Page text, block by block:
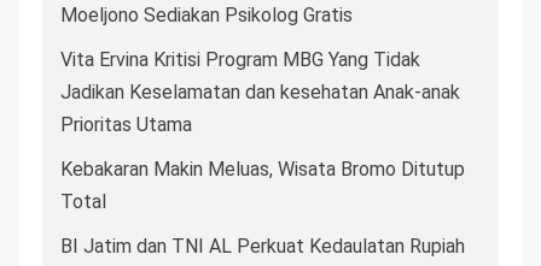
Moeljono Sediakan Psikolog Gratis
Vita Ervina Kritisi Program MBG Yang Tidak
Jadikan Keselamatan dan kesehatan Anak-anak
Prioritas Utama
Kebakaran Makin Meluas, Wisata Bromo Ditutup
Total
BI Jatim dan TNI AL Perkuat Kedaulatan Rupiah